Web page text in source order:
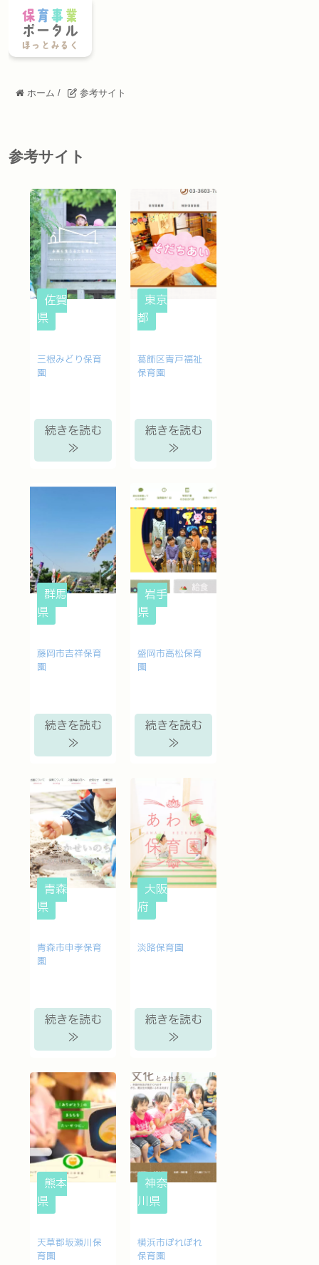
ホーム / 参考サイト
参考サイト
佐賀
県
三根みどり保育
園
続きを読む
≫
東京
都
葛飾区青戸福祉
保育園
続きを読む
≫
群馬
県
藤岡市吉祥保育
園
続きを読む
≫
岩手
県
盛岡市高松保育
園
続きを読む
≫
青森
県
青森市申孝保育
園
続きを読む
≫
大阪
府
淡路保育園
続きを読む
≫
熊本
県
天草郡坂瀬川保
育園
神奈
川県
横浜市ぽれぽれ
保育園